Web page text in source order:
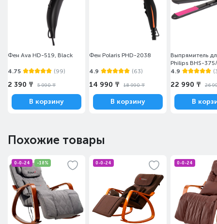
Фен Ava HD-519, Black
4.75 (99)
2 390 ₸ 5 990 ₸
В корзину
Фен Polaris PHD-2038
4.9 (63)
14 990 ₸ 18 990 ₸
В корзину
Выпрямитель
Philips BHS-
4.9
22 990 ₸ 26
В
Похожие товары
0-0-24 -18% 0-0-24 0-0-24